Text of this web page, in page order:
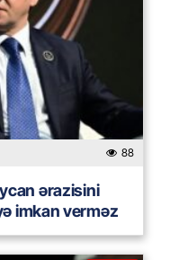
88
ərazisini
imkan verməz